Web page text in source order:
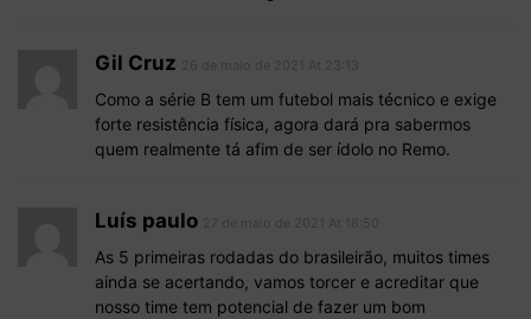
Gil Cruz
Como a série B tem um futebol mais técnico e exige
forte resistência física, agora dará pra sabermos
quem realmente tá afim de ser ídolo no Remo.
Luís paulo
As 5 primeiras rodadas do brasileirão, muitos times
ainda se acertando, vamos torcer e acreditar que
nosso time tem potencial de fazer um bom